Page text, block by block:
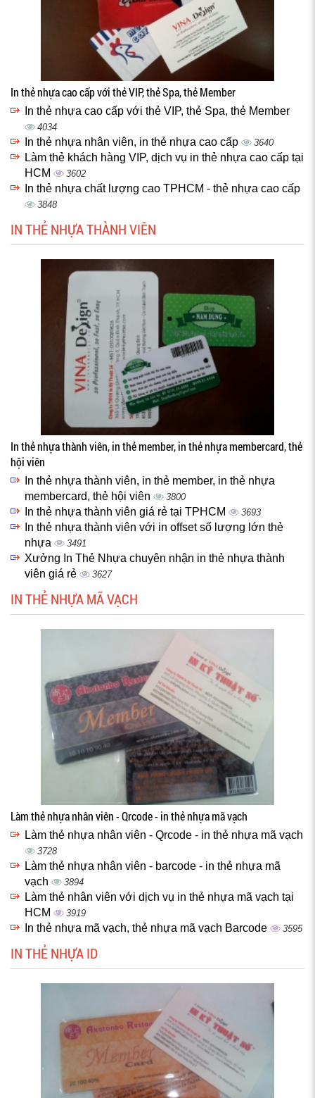
In thẻ nhựa cao cấp với thẻ VIP, thẻ Spa, thẻ Member
In thẻ nhựa cao cấp với thẻ VIP, thẻ Spa, thẻ Member
4034
In thẻ nhựa nhân viên, in thẻ nhựa cao cấp 3640
Làm thẻ khách hàng VIP, dịch vụ in thẻ nhựa cao cấp tại
HCM
3602
In thẻ nhựa chất lượng cao TPHCM - thẻ nhựa cao cấp
3848
IN THẺ NHỰA THÀNH VIÊN
In thẻ nhựa thành viên, in thẻ member, in thẻ nhựa membercard, thẻ
hội viên
In thẻ nhựa thành viên, in thẻ member, in thẻ nhựa
membercard, thẻ hội viên
3800
In thẻ nhựa thành viên giá rẻ tại TPHCM 3693
In thẻ nhựa thành viên với in offset số lượng lớn thẻ
nhựa
3491
Xưởng In Thẻ Nhựa chuyên nhận in thẻ nhựa thành
viên giá rẻ
3627
IN THẺ NHỰA MÃ VẠCH
Làm thẻ nhựa nhân viên - Qrcode - in thẻ nhựa mã vạch
Làm thẻ nhựa nhân viên - Qrcode - in thẻ nhựa mã vạch
3728
Làm thẻ nhựa nhân viên - barcode - in thẻ nhựa mã
vạch
3894
Làm thẻ nhân viên với dịch vụ in thẻ nhựa mã vạch tại
HCM
3919
In thẻ nhựa mã vạch, thẻ nhựa mã vạch Barcode 3595
IN THẺ NHỰA ID